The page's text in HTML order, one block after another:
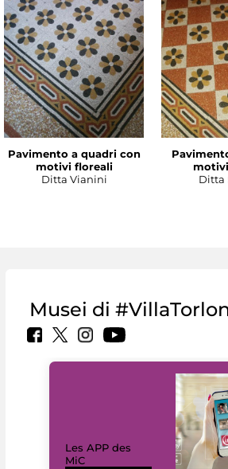
Pavimento a quadri con
motivi floreali
Ditta Vianini
Ditta
Musei di
Les APP des
MiC